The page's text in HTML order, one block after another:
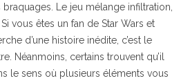
Le jeu mélange infiltration,
vous êtes un fan de Star Wars et
d’une histoire inédite, c’est le
Néanmoins, certains trouvent qu’il
le sens où plusieurs éléments vous